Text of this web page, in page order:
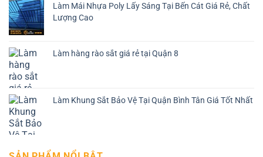
Làm Mái Nhựa Poly Lấy Sáng Tại Bến Cát Giá Rẻ, Chất
Lượng Cao
Làm hàng rào sắt giá rẻ tại Quận 8
Làm Khung Sắt Bảo Vệ Tại Quận Bình Tân Giá Tốt Nhất